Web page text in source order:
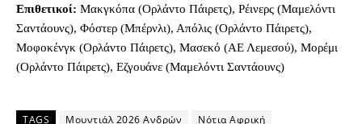
Επιθετικοί: Μακγκόπα (Ορλάντο Πάιρετς), Ρέινερς (Μαμελόντι
Σαντάουνς), Φόστερ (Μπέρνλι), Απόλις (Ορλάντο Πάιρετς),
Μοφοκένγκ (Ορλάντο Πάιρετς), Μασεκό (ΑΕ Λεμεσού), Μορέμι
(Ορλάντο Πάιρετς), Εζγουάνε (Μαμελόντι Σαντάουνς)
TAGS Μουντιάλ 2026 Ανδρών Νότια Αφρική